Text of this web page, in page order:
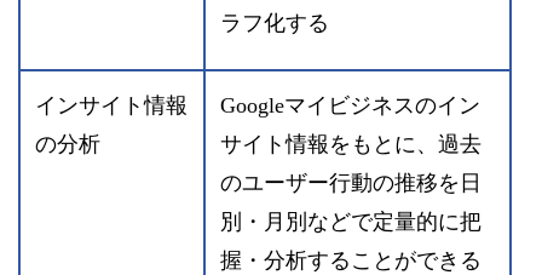
ラフ化する
インサイト情報
の分析
Googleマイビジネスのイン
サイト情報をもとに、過去
のユーザー行動の推移を日
別・月別などで定量的に把
握・分析することができる